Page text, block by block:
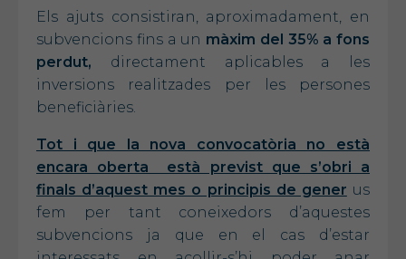
Els ajuts consistiran, aproximadament, en
subvencions fins a un màxim del 35% a fons
perdut, directament aplicables a les
inversions realitzades per les persones
beneficiàries.
Tot i que la nova convocatòria no està
encara oberta està previst que s’obri a
finals d’aquest mes o principis de gener us
fem per tant coneixedors d’aquestes
subvencions ja que en el cas d’estar